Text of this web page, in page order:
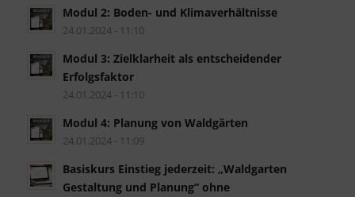
Modul 2: Boden- und Klimaverhältnisse
24.01.2024 - 11:10
Modul 3: Zielklarheit als entscheidender
Erfolgsfaktor
24.01.2024 - 11:10
Modul 4: Planung von Waldgärten
24.01.2024 - 11:09
Basiskurs Einstieg jederzeit: „Waldgarten
Gestaltung und Planung“ ohne